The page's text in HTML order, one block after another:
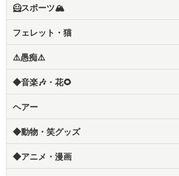
🦸スポーツ🏔️
フェレット・猫
⚠️愚痴⚠️
◆音楽🎶・花🌻
ヘアー
◆動物・笑グッズ
◆アニメ・漫画